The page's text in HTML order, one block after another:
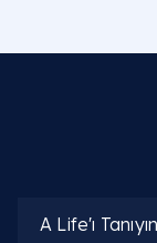
A Life'ı Tanıyın